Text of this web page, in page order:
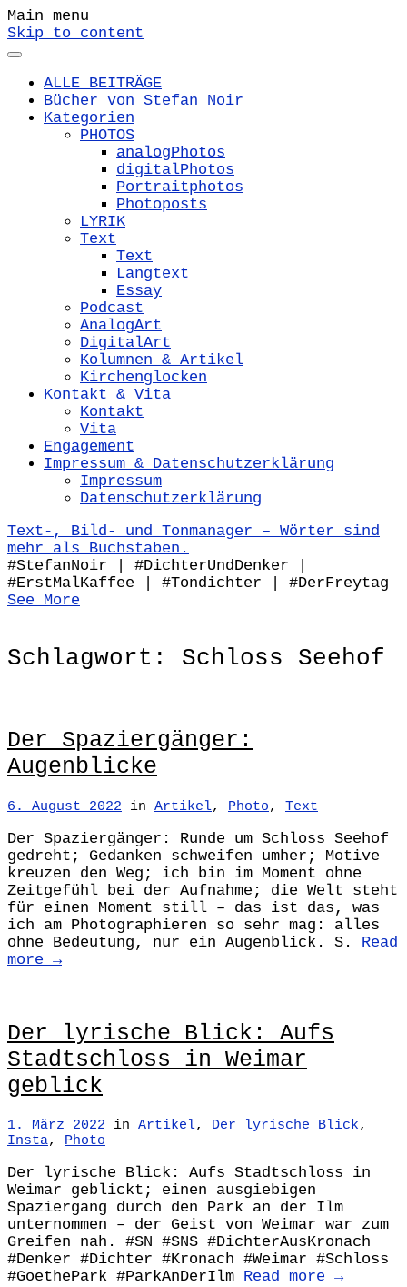
Main menu
Skip to content
ALLE BEITRÄGE
Bücher von Stefan Noir
Kategorien
PHOTOS
analogPhotos
digitalPhotos
Portraitphotos
Photoposts
LYRIK
Text
Text
Langtext
Essay
Podcast
AnalogArt
DigitalArt
Kolumnen & Artikel
Kirchenglocken
Kontakt & Vita
Kontakt
Vita
Engagement
Impressum & Datenschutzerklärung
Impressum
Datenschutzerklärung
Text-, Bild- und Tonmanager – Wörter sind
mehr als Buchstaben.
#StefanNoir | #DichterUndDenker |
#ErstMalKaffee | #Tondichter | #DerFreytag
See More
Schlagwort: Schloss Seehof
Der Spaziergänger:
Augenblicke
6. August 2022 in Artikel, Photo, Text
Der Spaziergänger: Runde um Schloss Seehof
gedreht; Gedanken schweifen umher; Motive
kreuzen den Weg; ich bin im Moment ohne
Zeitgefühl bei der Aufnahme; die Welt steht
für einen Moment still – das ist das, was
ich am Photographieren so sehr mag: alles
ohne Bedeutung, nur ein Augenblick. S. Read
more →
Der lyrische Blick: Aufs
Stadtschloss in Weimar
geblick
1. März 2022 in Artikel, Der lyrische Blick,
Insta, Photo
Der lyrische Blick: Aufs Stadtschloss in
Weimar geblickt; einen ausgiebigen
Spaziergang durch den Park an der Ilm
unternommen – der Geist von Weimar war zum
Greifen nah. #SN #SNS #DichterAusKronach
#Denker #Dichter #Kronach #Weimar #Schloss
#GoethePark #ParkAnDerIlm Read more →